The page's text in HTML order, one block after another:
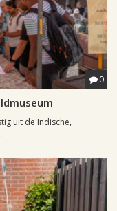
0
uit de Indische,